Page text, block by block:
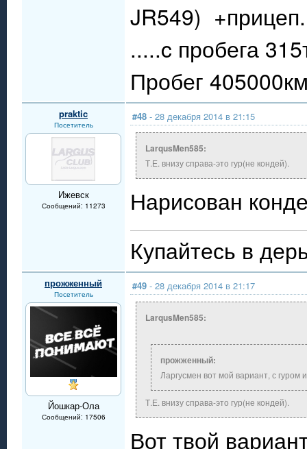
JR549) +прицеп.
.....c пробега
Пробег
praktic
Посетитель
Ижевск
Сообщений: 11273
#48 - 28 декабря 2014 в 21:15
LarqusMen585:
Т.Е. внизу справа-это гур(не кондей).
Нарисован
Купайтесь в
прожженный
Посетитель
Йошкар-Ола
Сообщений: 17506
#49 - 28 декабря 2014 в 21:17
LarqusMen585:
прожженный:
Ларгусмен вот мой вариант, с
Т.Е. внизу справа-это гур(не кондей).
Вот твой